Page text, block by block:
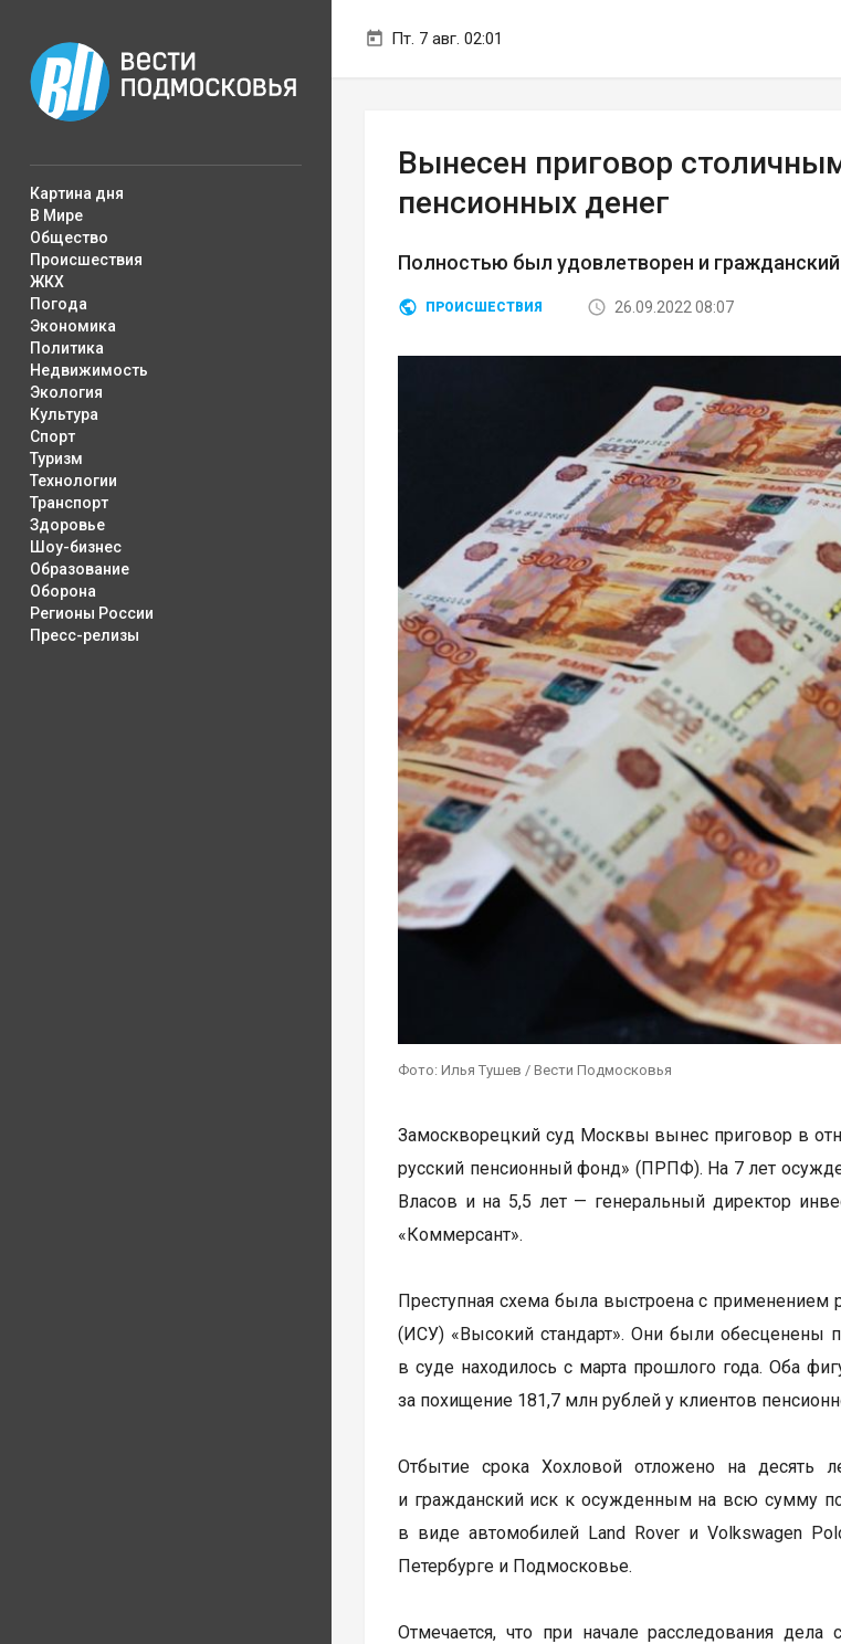
Пт. 7 авг. 02:01
Картина дня
В Мире
Общество
Происшествия
ЖКХ
Погода
Экономика
Политика
Недвижимость
Экология
Культура
Спорт
Туризм
Технологии
Транспорт
Здоровье
Шоу-бизнес
Образование
Оборона
Регионы России
Пресс-релизы
Вынесен приговор
пенсионных денег
Полностью был удовлетворен и
ПРОИСШЕСТВИЯ 26.09.2022 08:07
Фото: Илья Тушев / Вести Подмосковья
Замоскворецкий суд Москвы вынес приговор в
русский пенсионный фонд» (ПРПФ). На 7 лет
Власов и на 5,5 лет — генеральный директор
«Коммерсант».
Преступная схема была выстроена с применением
(ИСУ) «Высокий стандарт». Они были обесценены
в суде находилось с марта прошлого года. Оба
за похищение 181,7 млн рублей у клиентов
Отбытие срока Хохловой отложено на десять
и гражданский иск к осужденным на всю сумму
в виде автомобилей Land Rover и Volkswagen
Петербурге и Подмосковье.
Отмечается, что при начале расследования